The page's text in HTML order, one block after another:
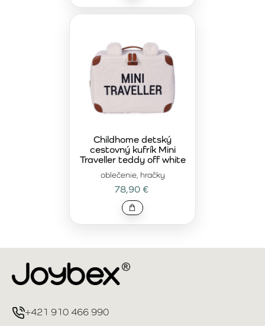
oblečenie, hračky
Childhome detský
cestovný kufrík Mini
Traveller teddy off white
78,90 €
+421 910 466 990